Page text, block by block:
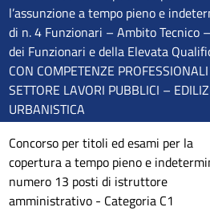
l’assunzione a tempo pieno e
di n. 4 Funzionari – Ambito Tecnico
dei Funzionari e della Elevata
CON COMPETENZE
SETTORE LAVORI PUBBLICI –
URBANISTICA
Concorso per titoli ed esami per la
copertura a tempo pieno e
numero 13 posti di istruttore
amministrativo - Categoria C1